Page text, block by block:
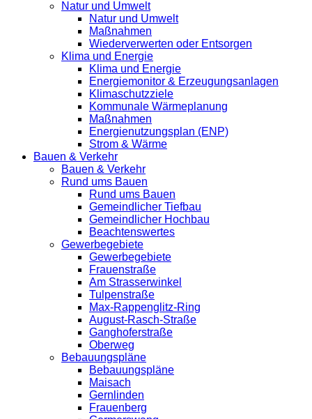
Natur und Umwelt
Natur und Umwelt
Maßnahmen
Wiederverwerten oder Entsorgen
Klima und Energie
Klima und Energie
Energiemonitor & Erzeugungsanlagen
Klimaschutzziele
Kommunale Wärmeplanung
Maßnahmen
Energienutzungsplan (ENP)
Strom & Wärme
Bauen & Verkehr
Bauen & Verkehr
Rund ums Bauen
Rund ums Bauen
Gemeindlicher Tiefbau
Gemeindlicher Hochbau
Beachtenswertes
Gewerbegebiete
Gewerbegebiete
Frauenstraße
Am Strasserwinkel
Tulpenstraße
Max-Rappenglitz-Ring
August-Rasch-Straße
Ganghoferstraße
Oberweg
Bebauungspläne
Bebauungspläne
Maisach
Gernlinden
Frauenberg